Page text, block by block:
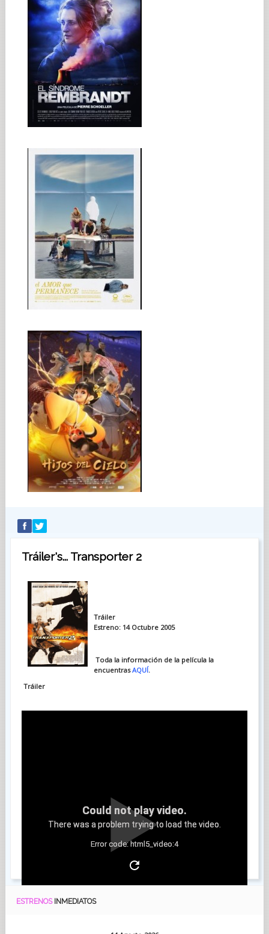
Tráiler's... Transporter 2
Tráiler
Estreno: 14 Octubre 2005
Toda la información de la película la
encuentrasAQUÍ.
Tráiler
Could not play video.
There was a problem trying to load the video.
Error code: html5_video:4
ESTRENOS INMEDIATOS